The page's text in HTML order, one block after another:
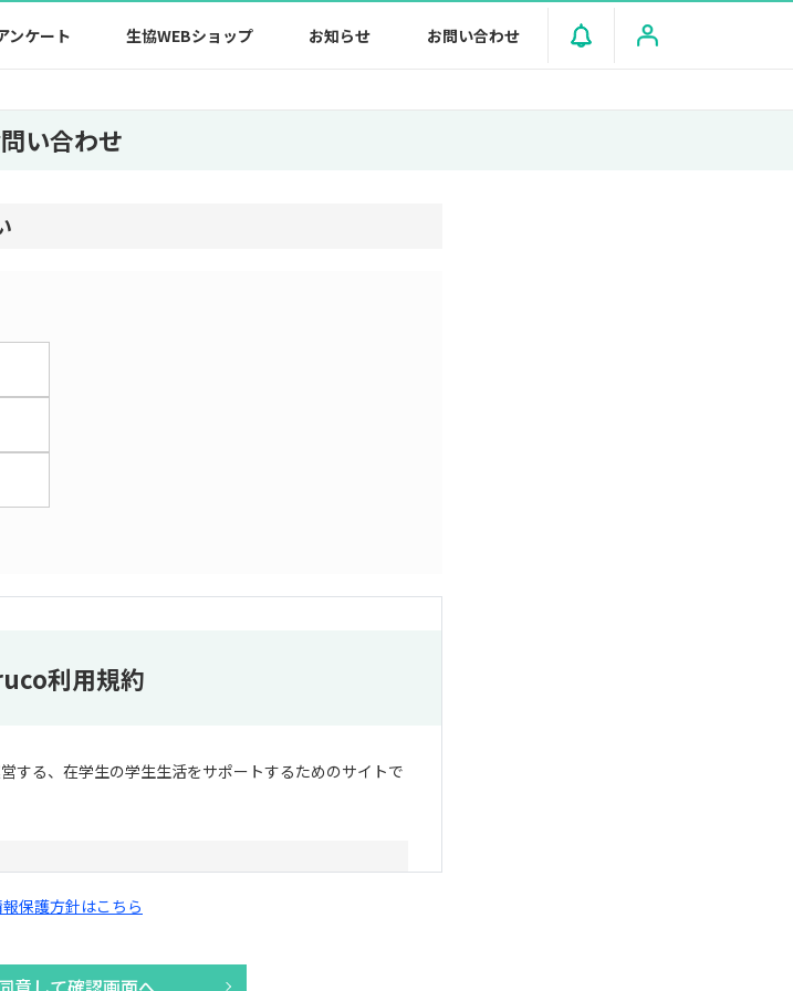
ンケート 生協WEBショップ お知らせ お問い合わせ
い合わせ
利用規約
する、在学生の学生生活をサポートするためのサイトで
「岡山大学生協」という）及び生活協同組合連合会大学
」という）の利用に関し、以下の利用規約の内容を承
保護方針はこちら